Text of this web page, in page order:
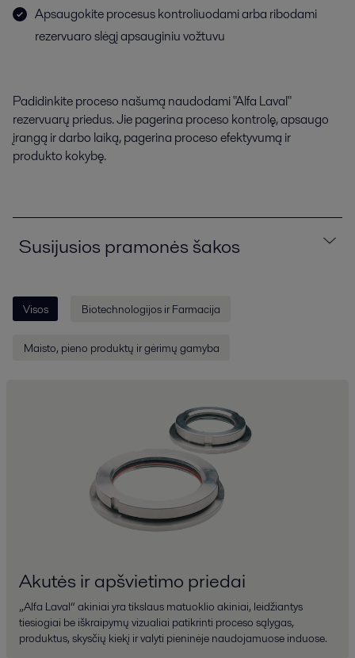
Apsaugokite procesus kontroliuodami arba ribodami
rezervuaro slėgį apsauginiu vožtuvu
Padidinkite proceso našumą naudodami "Alfa Laval"
rezervuarų priedus. Jie pagerina proceso kontrolę, apsaugo
įrangą ir darbo laiką, pagerina proceso efektyvumą ir
produkto kokybę.
Susijusios pramonės šakos
Visos Biotechnologijos ir Farmacija
Maisto, pieno produktų ir gėrimų gamyba
Akutės ir apšvietimo priedai
„Alfa Laval“ akiniai yra tikslaus matuoklio akiniai, leidžiantys
tiesiogiai be iškraipymų vizualiai patikrinti proceso sąlygas,
produktus, skysčių kiekį ir valyti pieninėje naudojamuose induose.